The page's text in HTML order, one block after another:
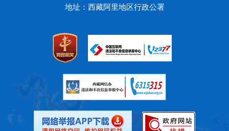
地址：西藏阿里地区行政公署